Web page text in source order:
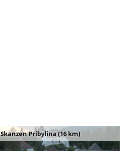
Skanzen Pribylina (16 km)